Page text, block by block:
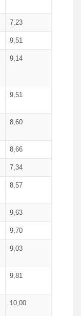
7,23
9,51
9,14
9,51
8,60
8,66
7,34
8,57
9,63
9,70
9,03
9,81
10,00